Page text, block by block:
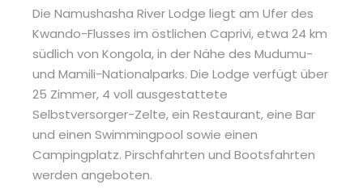
Die Namushasha River Lodge liegt am Ufer des
Kwando-Flusses im östlichen Caprivi, etwa 24 km
südlich von Kongola, in der Nähe des Mudumu-
und Mamili-Nationalparks. Die Lodge verfügt über
25 Zimmer, 4 voll ausgestattete
Selbstversorger-Zelte, ein Restaurant, eine Bar
und einen Swimmingpool sowie einen
Campingplatz. Pirschfahrten und Bootsfahrten
werden angeboten.